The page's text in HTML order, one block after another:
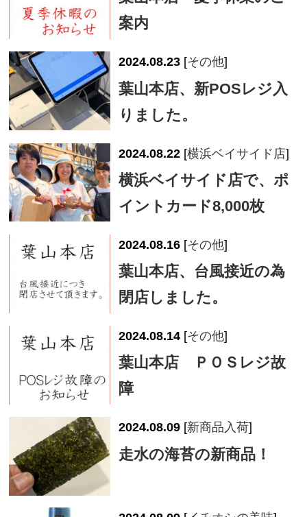
案内
2024.08.23 [その他]
葉山本店、新POSレジ入
りました。
2024.08.22 [横浜ベイサイド店]
横浜ベイサイド店で、ポ
イントカード8,000枚
2024.08.16 [その他]
葉山本店、台風接近の為
閉店しました。
2024.08.14 [その他]
葉山本店 ＰＯＳレジ故
障
2024.08.09 [新商品入荷]
走水の海苔の新商品！